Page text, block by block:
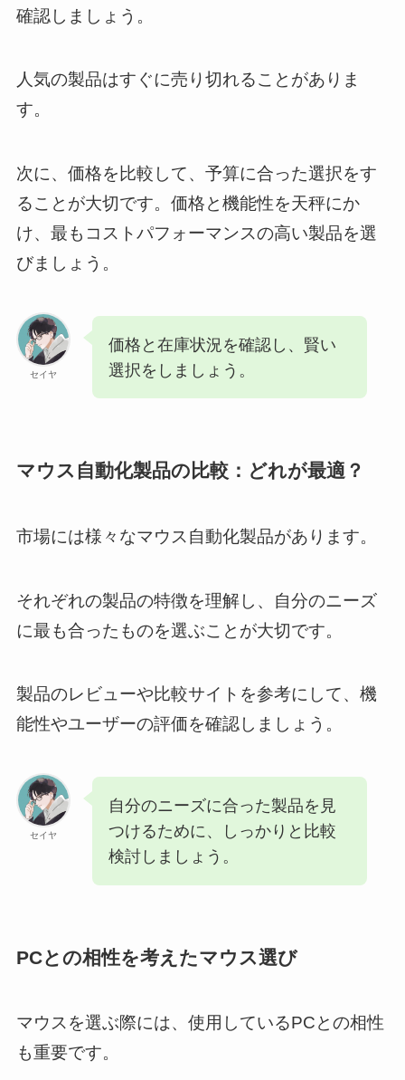
確認しましょう。
人気の製品はすぐに売り切れることがありま
す。
次に、価格を比較して、予算に合った選択をす
ることが大切です。価格と機能性を天秤にか
け、最もコストパフォーマンスの高い製品を選
びましょう。
セイヤ
価格と在庫状況を確認し、賢い
選択をしましょう。
マウス自動化製品の比較：どれが最適？
市場には様々なマウス自動化製品があります。
それぞれの製品の特徴を理解し、自分のニーズ
に最も合ったものを選ぶことが大切です。
製品のレビューや比較サイトを参考にして、機
能性やユーザーの評価を確認しましょう。
セイヤ
自分のニーズに合った製品を見
つけるために、しっかりと比較
検討しましょう。
PCとの相性を考えたマウス選び
マウスを選ぶ際には、使用しているPCとの相性
も重要です。